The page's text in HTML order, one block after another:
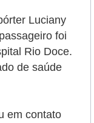
Luciany
foi
Rio Doce.
de saúde
em contato